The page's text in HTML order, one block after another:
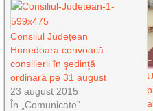
Consilul Judeţean
Hunedoara convoacă
consilierii în şedinţă
ordinară pe 31 august
23 august 2015
În „Comunicate”